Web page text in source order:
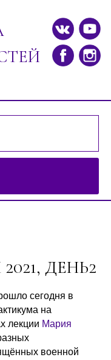
ДЕНЬ2
сегодня в
на
лекции Maрия
военной